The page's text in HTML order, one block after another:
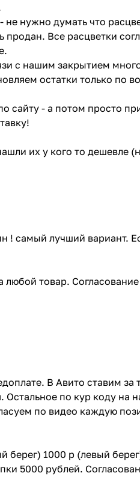
нужно думать что
Все расцветки
с нашим закрытием
остатки только по
сайту - а потом просто
их у кого то
! самый лучший вариант.
любой товар.
В Авито ставим
по кур коду
по видео каждую
берег) 1000 р (левый
5000 рублей.